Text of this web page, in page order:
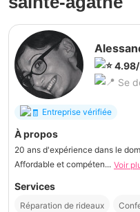
Se
Entreprise vérifiée
À propos
20 ans d'expérience dans le
Affordable et compéten... Voir
Services
Réparation de rideaux